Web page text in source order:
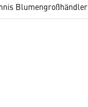
Blumengroßhändler